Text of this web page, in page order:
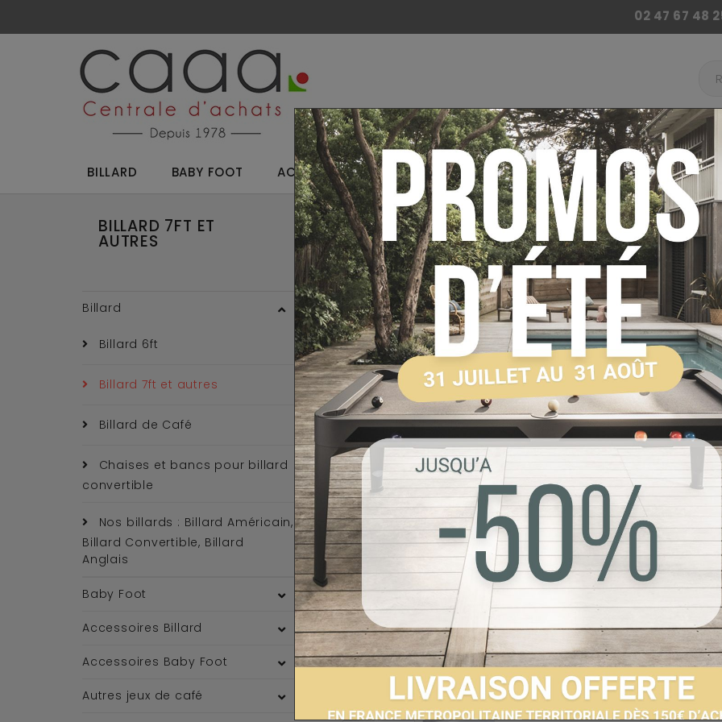
02 47 67 48
BILLARD BABY FOOT ACCESSOIRES BILLARD ACCESSOIRES BABY FOOT AUTRES
BILLARD 7FT ET
AUTRES
Billard
Billard 6ft
Billard 7ft et autres
Billard de Café
Chaises et bancs pour billard
convertible
Nos billards : Billard Américain,
Billard Convertible, Billard
Anglais
Baby Foot
Accessoires Billard
Accessoires Baby Foot
Autres jeux de café
Retour Billard Billard 7ft et autres Table billard
PAYEZ EN 4 X SANS FRAIS
TABLE
Référence :
Livraison sous 4 à
Envoyer à un
Partager sur
Imprimer